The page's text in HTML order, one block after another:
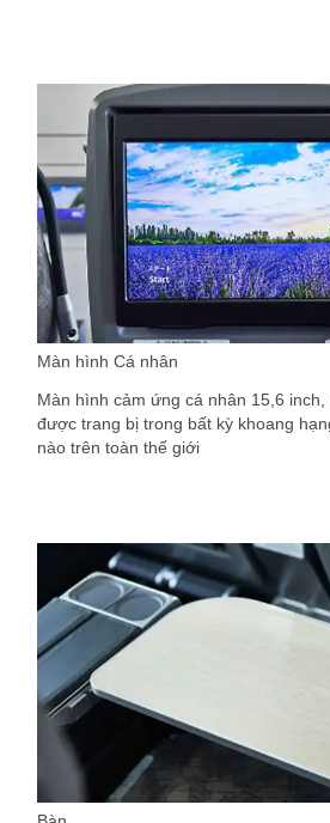
Màn hình Cá nhân
Màn hình cảm ứng cá nhân 15,6
được trang bị trong bất kỳ khoang
nào trên toàn thế giới